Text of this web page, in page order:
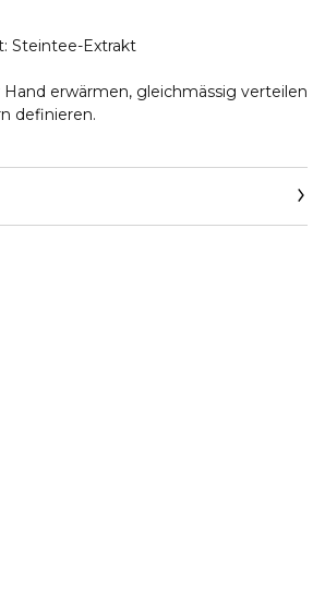
Steintee-Extrakt
erwärmen, gleichmässig verteilen
definieren.